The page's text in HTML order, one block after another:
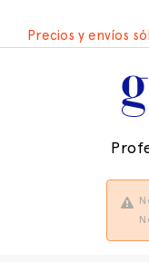
Precios y envíos